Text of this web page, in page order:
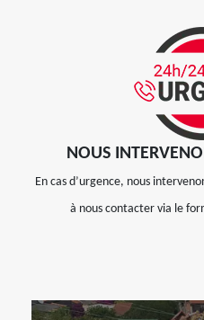
NOUS
En cas d’urgence, nous
à nous contacter via le